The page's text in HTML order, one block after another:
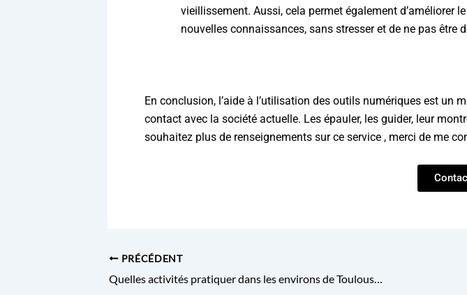
vieillissement. Aussi, cela permet également d’améliorer
nouvelles connaissances, sans stresser et de ne pas être
En conclusion, l’aide à l’utilisation des outils numériques est un
contact avec la société actuelle. Les épauler, les guider, leur
souhaitez plus de renseignements sur ce service , merci de me
PRÉCÉDENT